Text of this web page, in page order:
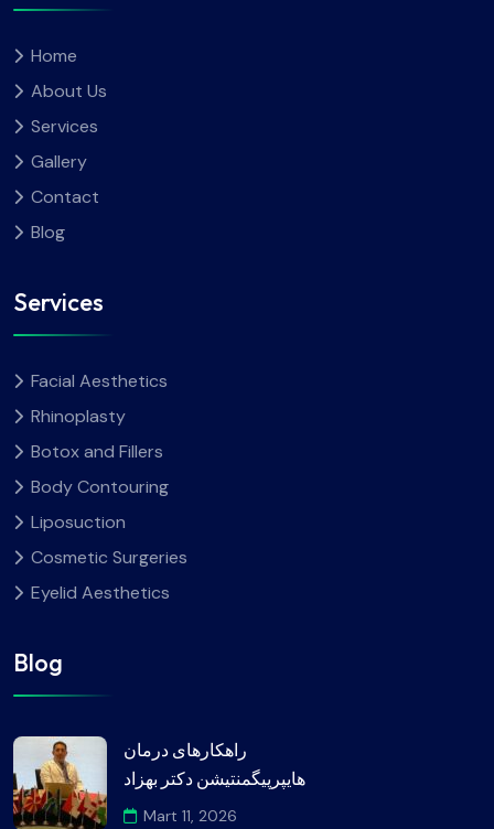
Home
About Us
Services
Gallery
Contact
Blog
Services
Facial Aesthetics
Rhinoplasty
Botox and Fillers
Body Contouring
Liposuction
Cosmetic Surgeries
Eyelid Aesthetics
Blog
راهکارهای درمان
هایپرپیگمنتیشن دکتر بهزاد
Mart 11, 2026